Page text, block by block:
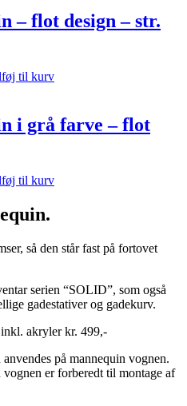
– flot design – str.
til kurv
i grå farve – flot
til kurv
så den står fast på fortovet
serien “SOLID”, som også
gadestativer og gadekurv.
akryler kr. 499,-
på mannequin vognen.
vognen er forberedt til montage af